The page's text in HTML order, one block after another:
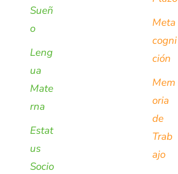
Sueñ
o
Leng
ua
Mate
rna
Estat
us
Socio
Meta
cogni
ción
Mem
oria
de
Trab
ajo